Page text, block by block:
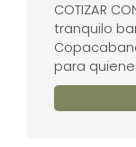
COTIZAR
tranquilo
para